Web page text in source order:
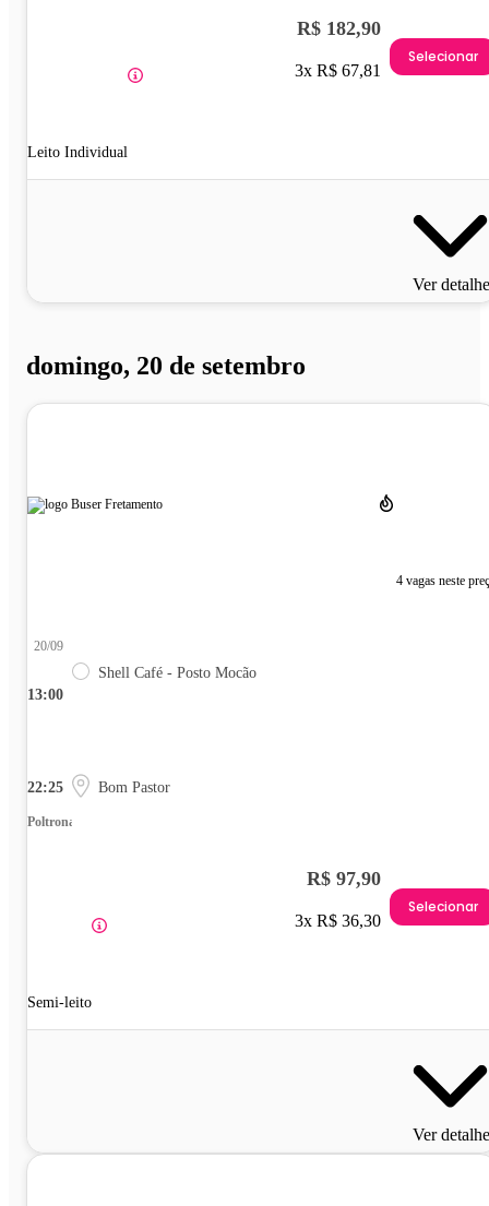
Leito Individual
R$ 182,90
3x R$ 67,81
Selecionar
Ver
domingo, 20 de setembro
4 vagas neste
13:00
20/09
Shell Café - Posto Mocão
22:25 Bom Pastor
Poltrona
Semi-leito
R$ 97,90
3x R$ 36,30
Selecionar
Ver